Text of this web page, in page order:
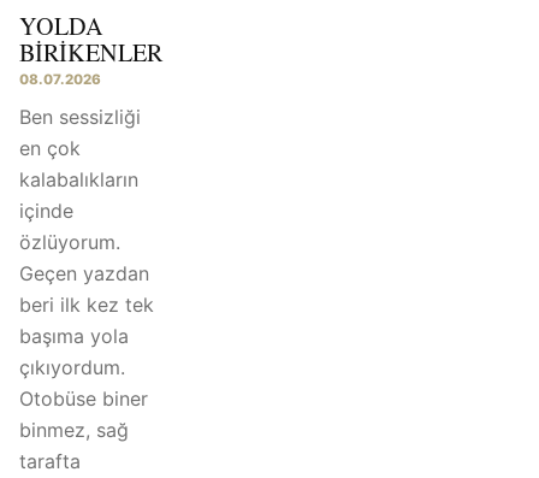
YOLDA
BIRIKENLER
08.07.2026
Ben sessizliği
en çok
kalabalıkların
içinde
özlüyorum.
Geçen yazdan
beri ilk kez tek
başıma yola
çıkıyordum.
Otobüse biner
binmez, sağ
tarafta